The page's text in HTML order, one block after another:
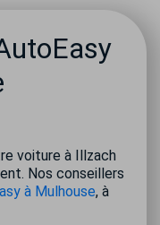
voiture à Illzach
Nos conseillers
à Mulhouse, à